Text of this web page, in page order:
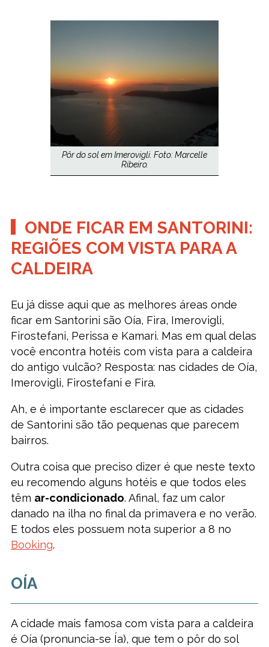
Pôr do sol em Imerovigli. Foto: Marcelle
Ribeiro.
ONDE FICAR EM SANTORINI:
REGIÕES COM VISTA PARA A
CALDEIRA
Eu já disse aqui que as melhores áreas onde
ficar em Santorini são Oía, Fira, Imerovigli,
Firostefani, Perissa e Kamari. Mas em qual delas
você encontra hotéis com vista para a caldeira
do antigo vulcão? Resposta: nas cidades de Oía,
Imerovigli, Firostefani e Fira.
Ah, e é importante esclarecer que as cidades
de Santorini são tão pequenas que parecem
bairros.
Outra coisa que preciso dizer é que neste texto
eu recomendo alguns hotéis e que todos eles
têm ar-condicionado. Afinal, faz um calor
danado na ilha no final da primavera e no verão.
E todos eles possuem nota superior a 8 no
Booking.
OÍA
A cidade mais famosa com vista para a caldeira
é Oía (pronuncia-se Ía), que tem o pôr do sol